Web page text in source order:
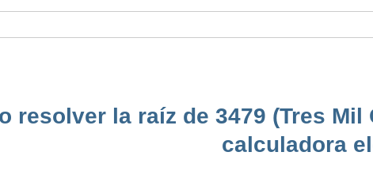
resolver la raíz de 3479 (Tres
calculadora